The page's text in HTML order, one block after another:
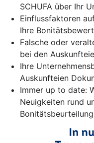
SCHUFA über Ihr
Einflussfaktoren
Ihre
Falsche oder
bei den
Ihre
Auskunfteien
Immer up to date:
Neuigkeiten rund
Bonitätsbeurteilung